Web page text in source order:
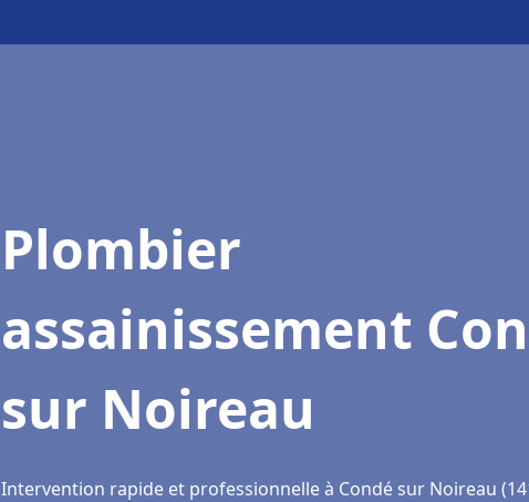
Plombier
assainissement
sur Noireau
Intervention rapide et professionnelle à Condé sur Noireau